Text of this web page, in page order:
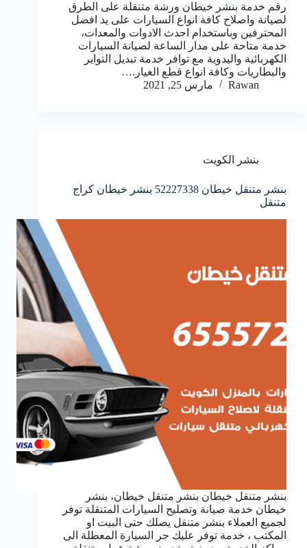
رقم خدمة بنشر خيطان ورشة متنقلة على الطرق
لصيانة واصلاح كافة انواع السيارات على يد افضل
المحترفين وباستخدام احدث الادوات والمعدات،
خدمة متاحة على مدار الساعة لصيانة السيارات
الكهربائية واليدوية مع توافر خدمة تبديل التواير
والبطاريات وكافة انواع قطع الغيار.…
Rawan
مارس 25, 2021
بنشر الكويت
بنشر متنقل خيطان 52227338 بنشر خيطان كراج
متنقل
بنشر متنقل خيطان بنشر متنقل خيطان، بنشر
خيطان خدمة صيانة وتصليح السيارات المتنقلة توفر
لجميع العملاء بنشر متنقل يصلك حتى البيت او
المكتب ، خدمة توفر عليك جر السيارة المعطلة الى